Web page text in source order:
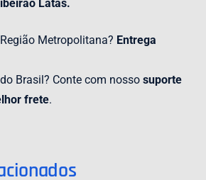
Latas.
Metropolitana? Entrega
Brasil? Conte com nosso suporte
frete.